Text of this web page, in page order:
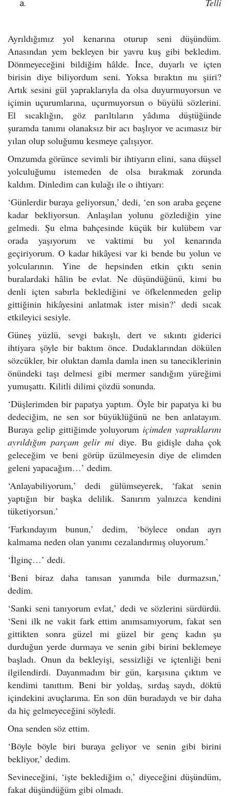
Ayrıldığımız yol kenarına oturup seni düşündüm.
Anasından yem bekleyen bir yavru kuş gibi bekledim.
Dönmeyeceğini bildiğim hâlde. İnce, duyarlı ve içten
birisin diye biliyordum seni. Yoksa bıraktın mı şiiri?
Artık sesini gül yapraklarıyla da olsa duyurmuyorsun ve
içimin uçurumlarına, uçurmuyorsun o büyülü sözlerini.
El sıcaklığın, göz parıltıların yâdıma düştüğünde
şuramda tanımı olanaksız bir acı başlıyor ve acımasız bir
yılan olup soluğumu kesmeye çalışıyor.
Omzumda görünce sevimli bir ihtiyarın elini, sana düşsel
yolculuğumu istemeden de olsa bırakmak zorunda
kaldım. Dinledim can kulağı ile o ihtiyarı:
‘Günlerdir buraya geliyorsun,’ dedi, ‘en son araba geçene
kadar bekliyorsun. Anlaşılan yolunu gözlediğin yine
gelmedi. Şu elma bahçesinde küçük bir kulübem var
orada yaşıyorum ve vaktimi bu yol kenarında
geçiriyorum. O kadar hikâyesi var ki bende bu yolun ve
yolcularının. Yine de hepsinden etkin çıktı senin
buralardaki hâlin be evlat. Ne düşündüğünü, kimi bu
denli içten sabırla beklediğini ve öfkelenmeden gelip
gittiğinin hikâyesini anlatmak ister misin?’ dedi sıcak
etkileyici sesiyle.
Güneş yüzlü, sevgi bakışlı, dert ve sıkıntı giderici
ihtiyara şöyle bir baktım önce. Dudaklarından dökülen
sözcükler, bir oluktan damla damla inen su taneciklerinin
önündeki taşı delmesi gibi mermer sandığım yüreğimi
yumuşattı. Kilitli dilimi çözdü sonunda.
‘Düşlerimden bir papatya yaptım. Öyle bir papatya ki bu
dedeciğim, ne sen sor büyüklüğünü ne ben anlatayım.
Buraya gelip gittiğimde yoluyorum içimden yapraklarını
ayrıldığım parçam gelir mi diye. Bu gidişle daha çok
geleceğim ve beni görüp üzülmeyesin diye de elimden
geleni yapacağım…’ dedim.
‘Anlayabiliyorum,’ dedi gülümseyerek, ‘fakat senin
yaptığın bir başka delilik. Sanırım yalnızca kendini
tüketiyorsun.’
‘Farkındayım bunun,’ dedim, ‘böylece ondan ayrı
kalmama neden olan yanımı cezalandırmış oluyorum.’
‘İlginç…’ dedi.
‘Beni biraz daha tanısan yanımda bile durmazsın,’
dedim.
‘Sanki seni tanıyorum evlat,’ dedi ve sözlerini sürdürdü.
‘Seni ilk ne vakit fark ettim anımsamıyorum, fakat sen
gittikten sonra güzel mi güzel bir genç kadın şu
durduğun yerde durmaya ve senin gibi birini beklemeye
başladı. Onun da bekleyişi, sessizliği ve içtenliği beni
ilgilendirdi. Dayanmadım bir gün, karşısına çıktım ve
kendimi tanıttım. Beni bir yoldaş, sırdaş saydı, döktü
içindekini avuçlarıma. En son dün buradaydı ve bir daha
da hiç gelmeyeceğini söyledi.
Ona senden söz ettim.
‘Böyle böyle biri buraya geliyor ve senin gibi birini
bekliyor,’ dedim.
Sevineceğini, ‘işte beklediğim o,’ diyeceğini düşündüm,
fakat düşündüğüm gibi olmadı.